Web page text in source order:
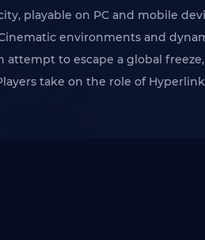
playable on PC and mobile
environments and
to escape a global
take on the role of